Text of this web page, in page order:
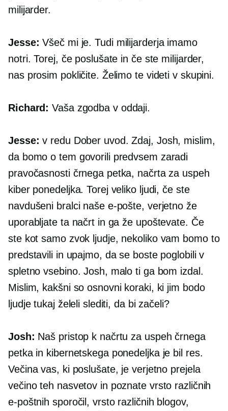
milijarder.
Jesse: Všeč mi je. Tudi milijarderja imamo
notri. Torej, če poslušate in če ste milijarder,
nas prosim pokličite. Želimo te videti v skupini.
Richard: Vaša zgodba v oddaji.
Jesse: v redu Dober uvod. Zdaj, Josh, mislim,
da bomo o tem govorili predvsem zaradi
pravočasnosti črnega petka, načrta za uspeh
kiber ponedeljka. Torej veliko ljudi, če ste
navdušeni bralci naše e-pošte, verjetno že
uporabljate ta načrt in ga že upoštevate. Če
ste kotsamo zvok ljudje, nekoliko vam bomo to
predstavili in upajmo, da se boste poglobili v
spletno vsebino. Josh, malo ti ga bom izdal.
Mislim, kakšni so osnovni koraki, ki jim bodo
ljudje tukaj želeli slediti, da bi začeli?
Josh: Naš pristop k načrtu za uspeh črnega
petka in kibernetskega ponedeljka je bil res.
Večina vas, ki poslušate, je verjetno prejela
večino teh nasvetov in poznate vrsto različnih
e-poštnih sporočil, vrsto različnih blogov,